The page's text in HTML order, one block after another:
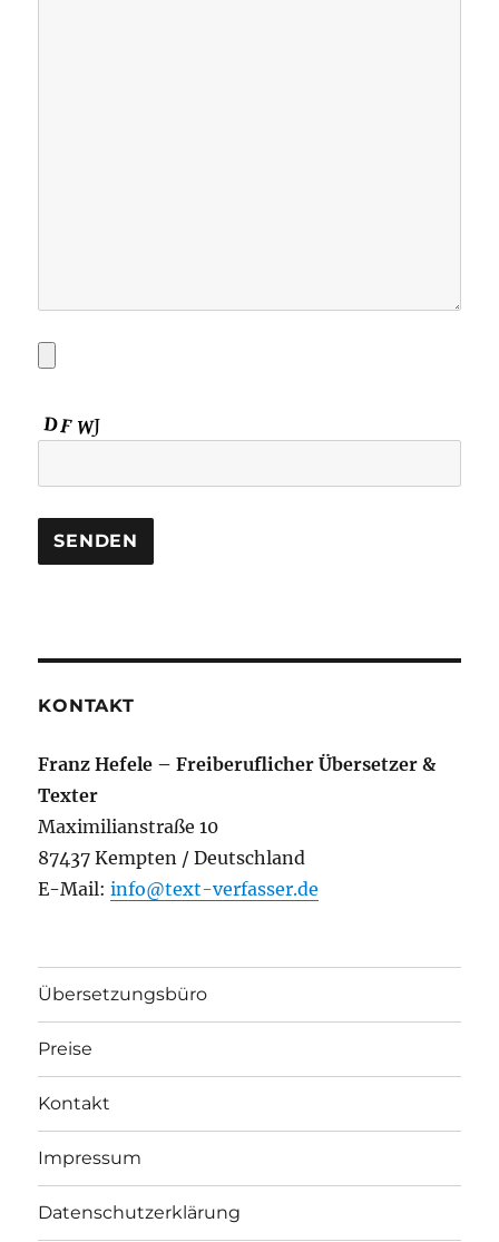
KONTAKT
Franz Hefele – Freiberuflicher Übersetzer &
Texter
Maximilianstraße 10
87437 Kempten / Deutschland
E-Mail:info@text-verfasser.de
Übersetzungsbüro
Preise
Kontakt
Impressum
Datenschutzerklärung